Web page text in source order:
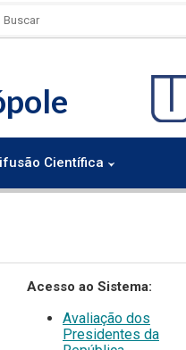
Científica
​​​​​​Acesso ao Sistema:
​Avaliação dos
Presidentes da